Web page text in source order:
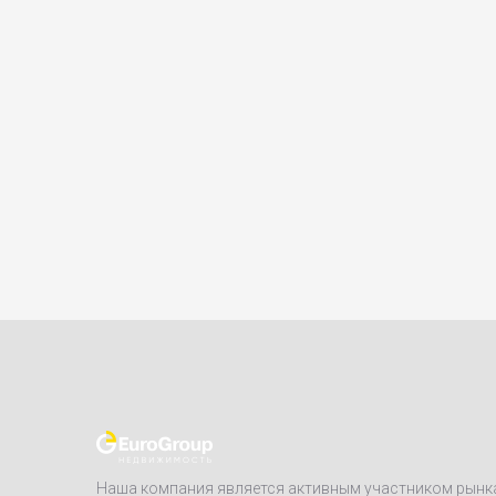
Наша компания является активным участником